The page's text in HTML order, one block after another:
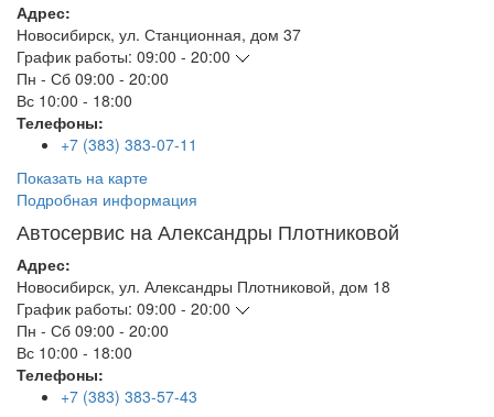
Адрес:
Новосибирск, ул. Станционная, дом 37
График работы: 09:00 - 20:00
Пн - Сб 09:00 - 20:00
Вс 10:00 - 18:00
Телефоны:
+7 (383) 383-07-11
Показать на карте
Подробная информация
Автосервис на Александры Плотниковой
Адрес:
Новосибирск, ул. Александры Плотниковой, дом 18
График работы: 09:00 - 20:00
Пн - Сб 09:00 - 20:00
Вс 10:00 - 18:00
Телефоны:
+7 (383) 383-57-43